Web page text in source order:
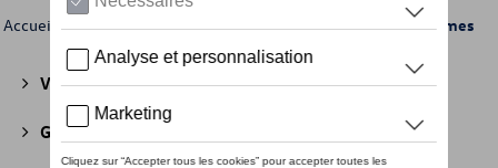
Accueil >Pour vous >Active Collection >Vêtements > Femmes
Volkswagen Collection(30)
GTI Collection